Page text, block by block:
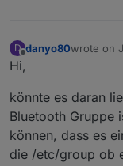
D danyo80wrote on
last edited
Hi,
könnte es daran
Bluetooth Gruppe
können, dass es
die /etc/group ob